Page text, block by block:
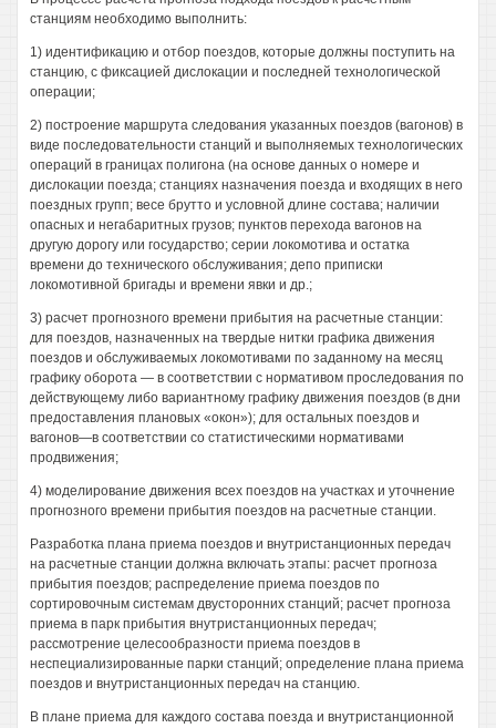
станциям необходимо выполнить:
1) идентификацию и отбор поездов, которые должны поступить на
станцию, с фиксацией дислокации и последней технологической
операции;
2) построение маршрута следования указанных поездов (вагонов) в
виде последовательности станций и выполняемых технологических
операций в границах полигона (на основе данных о номере и
дислокации поезда; станциях назначения поезда и входящих в него
поездных групп; весе брутто и условной длине состава; наличии
опасных и негабаритных грузов; пунктов перехода вагонов на
другую дорогу или государство; серии локомотива и остатка
времени до технического обслуживания; депо приписки
локомотивной бригады и времени явки и др.;
3) расчет прогнозного времени прибытия на расчетные станции:
для поездов, назначенных на твердые нитки графика движения
поездов и обслуживаемых локомотивами по заданному на месяц
графику оборота — в соответствии с нормативом проследования по
действующему либо вариантному графику движения поездов (в дни
предоставления плановых «окон»); для остальных поездов и
вагонов—в соответствии со статистическими нормативами
продвижения;
4) моделирование движения всех поездов на участках и уточнение
прогнозного времени прибытия поездов на расчетные станции.
Разработка плана приема поездов и внутристанционных передач
на расчетные станции должна включать этапы: расчет прогноза
прибытия поездов; распределение приема поездов по
сортировочным системам двусторонних станций; расчет прогноза
приема в парк прибытия внутристанционных передач;
рассмотрение целесообразности приема поездов в
неспециализированные парки станций; определение плана приема
поездов и внутристанционных передач на станцию.
В плане приема для каждого состава поезда и внутристанционной